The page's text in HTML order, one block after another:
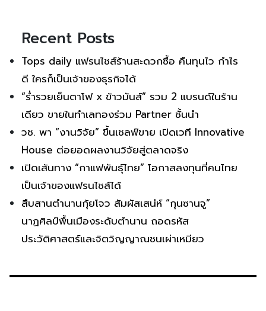
Recent Posts
Tops daily แฟรนไชส์ร้านสะดวกซื้อ คืนทุนไว กำไร
ดี ใครก็เป็นเจ้าของธุรกิจได้
“ร่ำรวยเย็นตาโฟ x ข้าวมันส์” รวม 2 แบรนด์ในร้าน
เดียว ขายในทำเลทองร่วม Partner ชั้นนำ
วช. พา “งานวิจัย” ขึ้นเชลฟ์ขาย เปิดเวที Innovative
House ต่อยอดผลงานวิจัยสู่ตลาดจริง
เปิดเส้นทาง “กาแฟพันธุ์ไทย” โอกาสลงทุนที่คนไทย
เป็นเจ้าของแฟรนไชส์ได้
สืบสานตำนานกุ้ยโจว สัมผัสเสน่ห์ “กุนซานจู”
นาฏศิลป์พื้นเมืองระดับตำนาน ถอดรหัส
ประวัติศาสตร์และจิตวิญญาณชนเผ่าเหมียว